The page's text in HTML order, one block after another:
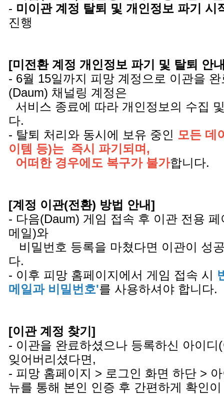
- 미이관 계정 탈퇴 및 개인정보 파기 시
진행
[미전환 계정 개인정보 파기 및 탈퇴 안
- 6월 15일까지 피망 계정으로 이관을
(Daum) 채널링 계정은
서비스 종료에 따라 개인정보의 수집
다.
- 탈퇴 처리와 동시에 보유 중인 모든 데
이템 등)는 즉시 파기되며,
어떠한 경우에도 복구가 불가합니다.
[계정 이관(전환) 방법 안내]
- 다음(Daum) 게임 접속 후 이관 전용
메일)와
비밀번호 등록을 마쳤다면 이관이 성
다.
- 이후 피망 홈페이지에서 게임 접속 시
메일과 비밀번호'를 사용하셔야 합니다.
[이관 계정 찾기]
- 이관을 완료하셨으나 등록하신 아이디
잊어버리셨다면,
- 피망 홈페이지 > 로그인 화면 하단 >
뉴를 통해 본인 인증 후 간편하게 확인